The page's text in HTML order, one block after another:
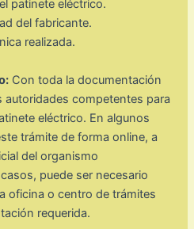
patinete eléctrico.
del fabricante.
realizada.
Con toda la documentación
autoridades competentes para
eléctrico. En algunos
trámite de forma online, a
del organismo
puede ser necesario
oficina o centro de trámites
requerida.